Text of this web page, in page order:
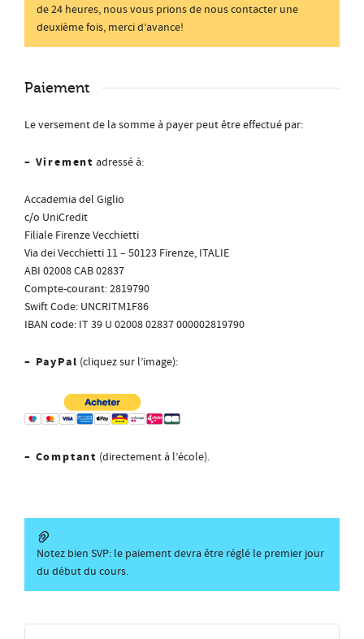
de 24 heures, nous vous prions de nous contacter une
deuxième fois, merci d’avance!
Paiement
Le versement de la somme à payer peut être effectué par:
– Virement adressé à:
Accademia del Giglio
c/o UniCredit
Filiale Firenze Vecchietti
Via dei Vecchietti 11 – 50123 Firenze, ITALIE
ABI 02008 CAB 02837
Compte-courant: 2819790
Swift Code: UNCRITM1F86
IBAN code: IT 39 U 02008 02837 000002819790
– PayPal (cliquez sur l’image):
– Comptant (directement à l’école).
Notez bien SVP: le paiement devra être réglé le premier jour
du début du cours.